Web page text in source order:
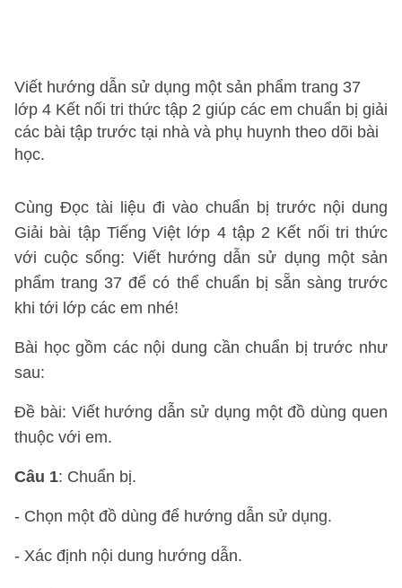
Viết hướng dẫn sử dụng một sản phẩm trang 37
lớp 4 Kết nối tri thức tập 2 giúp các em chuẩn bị giải
các bài tập trước tại nhà và phụ huynh theo dõi bài
học.
Cùng Đọc tài liệu đi vào chuẩn bị trước nội dung
Giải bài tập Tiếng Việt lớp 4 tập 2 Kết nối tri thức
với cuộc sống: Viết hướng dẫn sử dụng một sản
phẩm trang 37 để có thể chuẩn bị sẵn sàng trước
khi tới lớp các em nhé!
Bài học gồm các nội dung cần chuẩn bị trước như
sau:
Đề bài: Viết hướng dẫn sử dụng một đồ dùng quen
thuộc với em.
Câu 1: Chuẩn bị.
- Chọn một đồ dùng để hướng dẫn sử dụng.
- Xác định nội dung hướng dẫn.